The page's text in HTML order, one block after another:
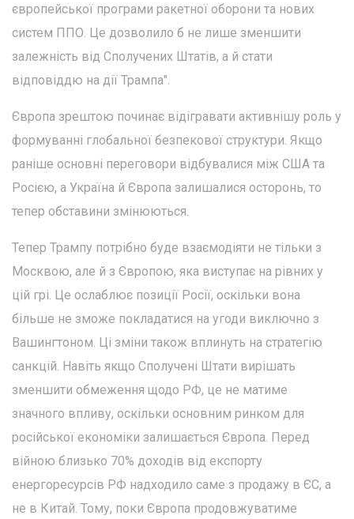
європейської програми ракетної оборони та нових
систем ППО. Це дозволило б не лише зменшити
залежність від Сполучених Штатів, а й стати
відповіддю на дії Трампа".
Європа зрештою починає відігравати активнішу роль у
формуванні глобальної безпекової структури. Якщо
раніше основні переговори відбувалися між США та
Росією, а Україна й Європа залишалися осторонь, то
тепер обставини змінюються.
Тепер Трампу потрібно буде взаємодіяти не тільки з
Москвою, але й з Європою, яка виступає на рівних у
цій грі. Це ослаблює позиції Росії, оскільки вона
більше не зможе покладатися на угоди виключно з
Вашингтоном. Ці зміни також вплинуть на стратегію
санкцій. Навіть якщо Сполучені Штати вирішать
зменшити обмеження щодо РФ, це не матиме
значного впливу, оскільки основним ринком для
російської економіки залишається Європа. Перед
війною близько 70% доходів від експорту
енергоресурсів РФ надходило саме з продажу в ЄС, а
не в Китай. Тому, поки Європа продовжуватиме